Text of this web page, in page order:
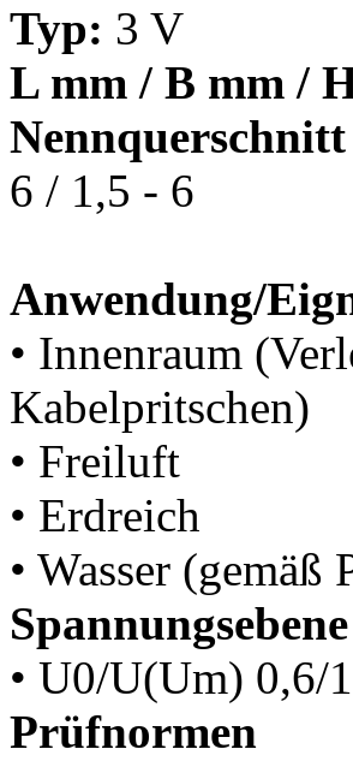
Typ: 3 V
L mm / B mm /
6 / 1,5 - 6
Anwendung/
• Innenraum
Kabelpritschen)
• Freiluft
• Erdreich
• Wasser (gemäß
Spannungsebene
• U0/U(Um) 0,6/
Prüfnormen